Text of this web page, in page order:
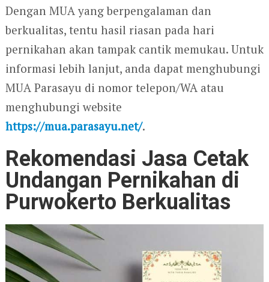
Dengan MUA yang berpengalaman dan
berkualitas, tentu hasil riasan pada hari
pernikahan akan tampak cantik memukau. Untuk
informasi lebih lanjut, anda dapat menghubungi
MUA Parasayu di nomor telepon/WA atau
menghubungi website
https://mua.parasayu.net/.
Rekomendasi Jasa Cetak
Undangan Pernikahan di
Purwokerto Berkualitas